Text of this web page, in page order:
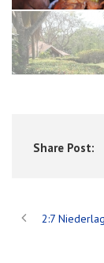
Share Post:
2:7